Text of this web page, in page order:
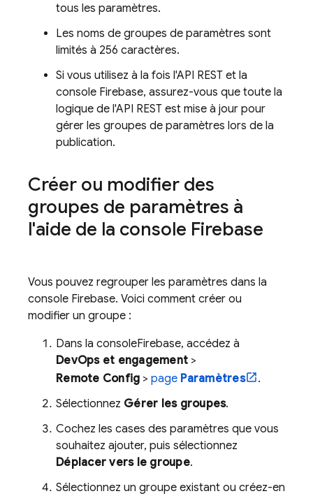
tous les paramètres.
Les noms de groupes de paramètres sont
limités à 256 caractères.
Si vous utilisez à la fois l'API REST et la
console Firebase, assurez-vous que toute la
logique de l'API REST est mise à jour pour
gérer les groupes de paramètres lors de la
publication.
Créer ou modifier des
groupes de paramètres à
l'aide de la console Firebase
Vous pouvez regrouper les paramètres dans la
console Firebase. Voici comment créer ou
modifier un groupe :
Dans la consoleFirebase, accédez à
DevOps et engagement >
Remote Config >page Paramètres
.
Sélectionnez Gérer les groupes.
Cochez les cases des paramètres que vous
souhaitez ajouter, puis sélectionnez
Déplacer vers le groupe.
Sélectionnez un groupe existant ou créez-en